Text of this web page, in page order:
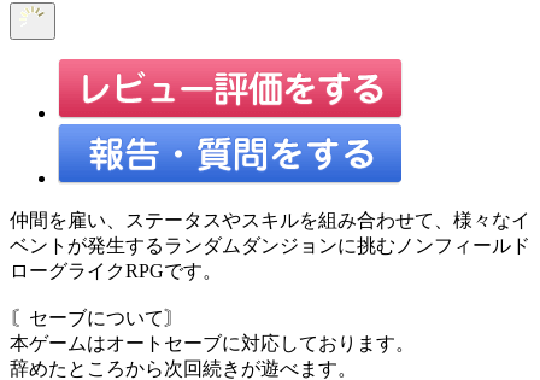
仲間を雇い、ステータスやスキルを組み合わせて、様々なイ
ベントが発生するランダムダンジョンに挑むノンフィールド
ローグライクRPGです。
〘セーブについて〙
本ゲームはオートセーブに対応しております。
辞めたところから次回続きが遊べます。